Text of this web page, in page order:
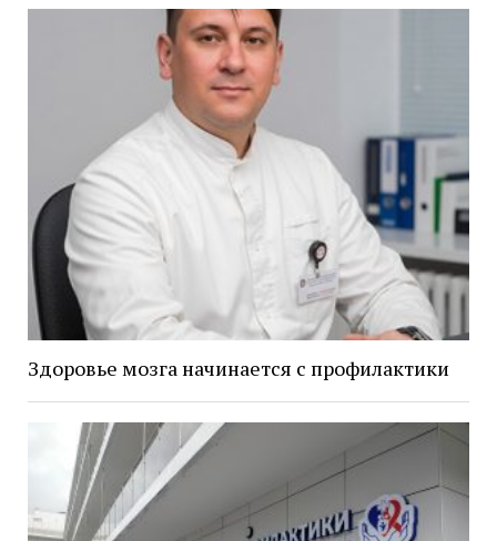
Здоровье мозга начинается с профилактики